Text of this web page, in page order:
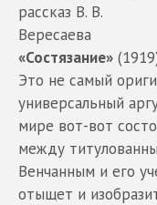
рассказ В. В.
Вересаева
«Состязание»
Это не самый
универсальный
мире вот-вот
между
Венчанным и его
отыщет и